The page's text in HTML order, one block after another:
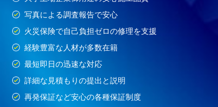
写真による調査報告で安心
火災保険で自己負担ゼロの修理を支援
経験豊富な人材が多数在籍
最短即日の迅速な対応
詳細な見積もりの提出と説明
再発保証など安心の各種保証制度